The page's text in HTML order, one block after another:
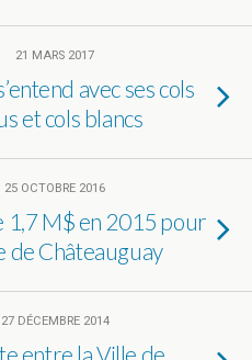
21 MARS 2017
avec ses cols
et cols blancs
25 OCTOBRE 2016
1,7 M$ en 2015 pour
de Châteauguay
27 DÉCEMBRE 2014
entre la Ville de